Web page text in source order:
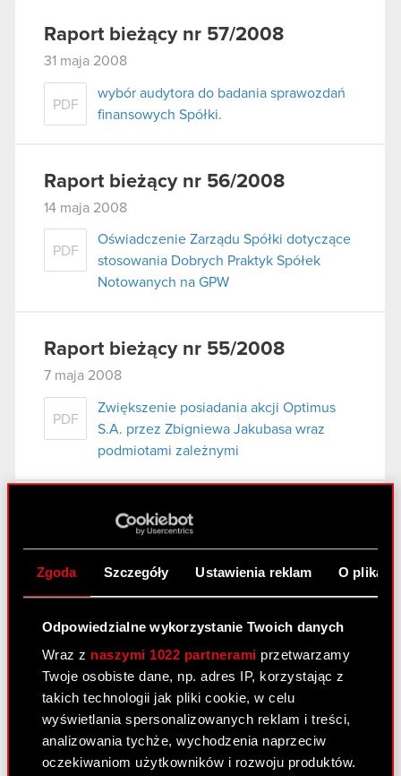
Zgoda Szczegóły Ustawienia reklam O
Odpowiedzialne wykorzystanie Twoich danych
Wraz z naszymi 1022 partnerami przetwarzamy
Twoje osobiste dane, np. adres IP, korzystając z
takich technologii jak pliki cookie, w celu
wyświetlania spersonalizowanych reklam i treści,
analizowania tychże, wychodzenia naprzeciw
oczekiwaniom użytkowników i rozwoju produktów.
Raport bieżący nr 57/2008
31 maja 2008
PDF
wybór audytora do badania sprawozdań
finansowych Spółki.
Raport bieżący nr 56/2008
14 maja 2008
PDF
Oświadczenie Zarządu Spółki dotyczące
stosowania Dobrych Praktyk Spółek
Notowanych na GPW
Raport bieżący nr 55/2008
7 maja 2008
PDF
Zwiększenie posiadania akcji Optimus
S.A. przez Zbigniewa Jakubasa wraz
podmiotami zależnymi
Raport bieżący nr 54/2008
Zawezwanie Spółki do próby ugodowej
przez Pana Michała Dębskiego
Raport bieżący nr 53/2008
5 maja 2008
PDF
Rejestracja akcji serii C1 w rejestrze
prowadzonym przez Krajowy Depozyt
Papierów Wartościowych S.A.